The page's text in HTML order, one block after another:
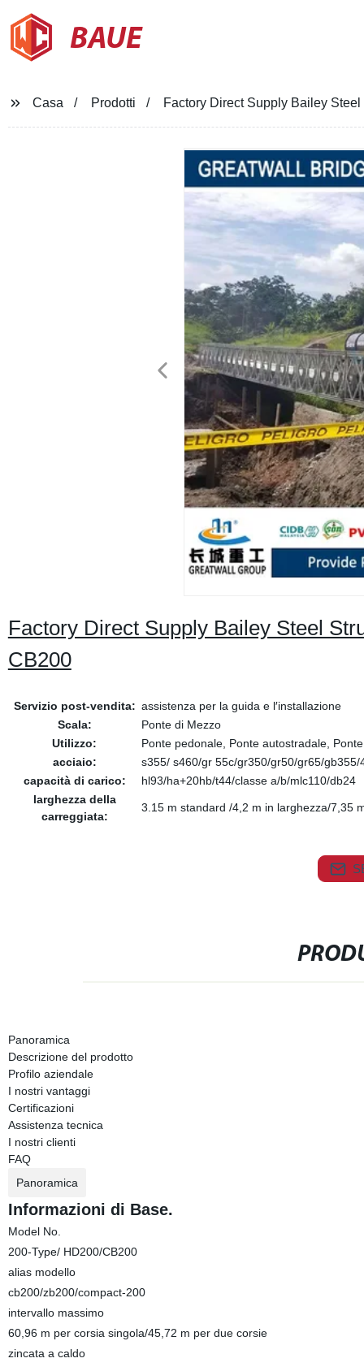
BAUE
Casa Prodotti Factory Direct Supply Bailey
Factory Direct Supply Bailey Steel
CB200
Servizio post-vendita: assistenza per la guida e l′installazione
Scala:
Ponte di Mezzo
Utilizzo:
Ponte pedonale, Ponte autostradale,
acciaio:
s355/ s460/gr 55c/gr350/gr50/gr65/gb355/
capacità di carico:
hl93/ha+20hb/t44/classe a/b/mlc110/db24
larghezza della
carreggiata:
3.15 m standard /4,2 m in larghezza/7,35
Panoramica
Descrizione del prodotto
Profilo aziendale
I nostri vantaggi
Certificazioni
Assistenza tecnica
I nostri clienti
FAQ
Panoramica
Informazioni di Base.
Model No.
200-Type/ HD200/CB200
alias modello
cb200/zb200/compact-200
intervallo massimo
60,96 m per corsia singola/45,72 m per due corsie
zincata a caldo